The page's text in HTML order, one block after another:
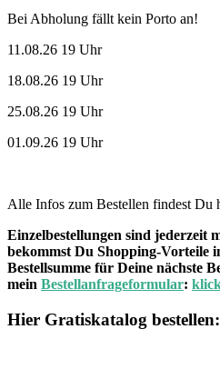
Bei Abholung fällt kein Porto an!
11.08.26 19 Uhr
18.08.26 19 Uhr
25.08.26 19 Uhr
01.09.26 19 Uhr
Alle Infos zum Bestellen findest Du
Einzelbestellungen sind jederzeit
bekommst Du Shopping-Vorteile
Bestellsumme für Deine nächste
mein Bestellanfrageformular:
Hier Gratiskatalog bestellen: